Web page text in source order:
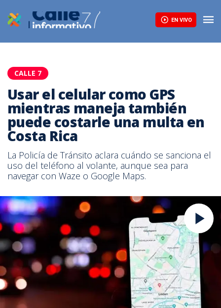
EN VIVO
CALLE 7
Usar el celular como GPS
mientras maneja también
puede costarle una multa en
Costa Rica
La Policía de Tránsito aclara cuándo se sanciona el
uso del teléfono al volante, aunque sea para
navegar con Waze o Google Maps.